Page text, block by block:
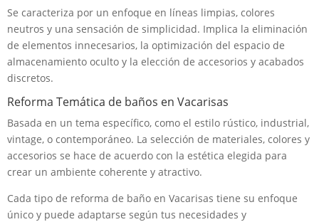
Se caracteriza por un enfoque en líneas limpias, colores
neutros y una sensación de simplicidad. Implica la eliminación
de elementos innecesarios, la optimización del espacio de
almacenamiento oculto y la elección de accesorios y acabados
discretos.
Reforma Temática de baños en Vacarisas
Basada en un tema específico, como el estilo rústico, industrial,
vintage, o contemporáneo. La selección de materiales, colores y
accesorios se hace de acuerdo con la estética elegida para
crear un ambiente coherente y atractivo.
Cada tipo de reforma de baño en Vacarisas tiene su enfoque
único y puede adaptarse según tus necesidades y